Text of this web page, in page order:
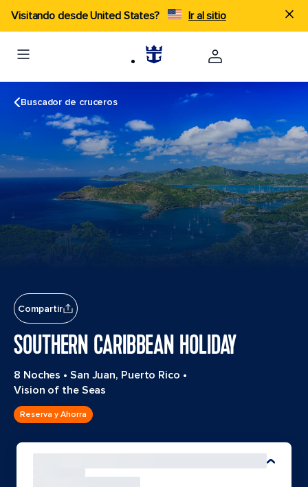
Visitando desde United States? Ir al sitio
Buscador de cruceros
Compartir
SOUTHERN CARIBBEAN HOLIDAY
8 Noches • San Juan, Puerto Rico •
Vision of the Seas
Reserva y Ahorra